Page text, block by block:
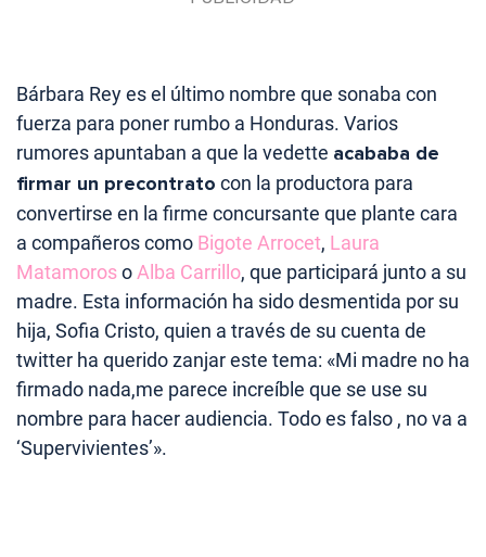
Bárbara Rey es el último nombre que sonaba con
fuerza para poner rumbo a Honduras. Varios
rumores apuntaban a que la vedette acababa de
firmar un precontrato con la productora para
convertirse en la firme concursante que plante cara
a compañeros como Bigote Arrocet, Laura
MatamorosoAlba Carrillo, que participará junto a su
madre. Esta información ha sido desmentida por su
hija, Sofia Cristo, quien a través de su cuenta de
twitter ha querido zanjar este tema: «Mi madre no ha
firmado nada,me parece increíble que se use su
nombre para hacer audiencia. Todo es falso , no va a
‘Supervivientes’».